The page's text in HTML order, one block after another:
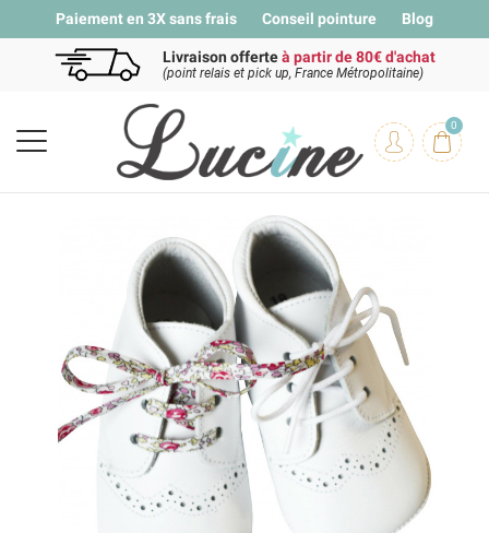
Paiement en 3X sans frais Conseil pointure Blog
Livraison offerteà partir de 80€ d'achat
(point relais et pick up, France Métropolitaine)
0